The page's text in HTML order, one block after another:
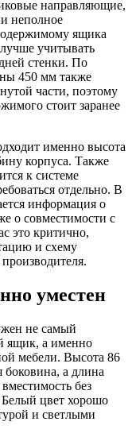
направляющие,
неполное
ящика
учитывать
стенки. По
450 мм также
части, поэтому
стоит заранее
именно высота
корпуса. Также
к системе
отдельно. В
информация о
о совместимости с
это критично,
и схему
уместен
не самый
ящик, а именно
мебели. Высота 86
боковина, а длина
без
цвет хорошо
и светлыми